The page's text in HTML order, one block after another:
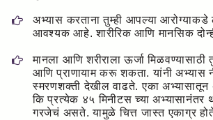
अभ्यास करताना तुम्ही आपल्या आरोग्याकडे
आवश्यक आहे. शारीरिक आणि मानसिक
मानला आणि शरीराला ऊर्जा मिळवण्यासाठी
आणि प्राणायाम करू शकता. यांनी अभ्यास
स्मरणशक्ती देखील वाढते. एका
कि प्रत्येक ४५ मिनीटस च्या अभ्यासानंतर
गरजेचं असते. यामुळे चित्त जास्त एकाग्र